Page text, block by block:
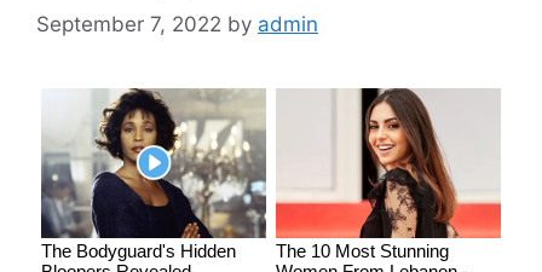
September 7, 2022 by admin